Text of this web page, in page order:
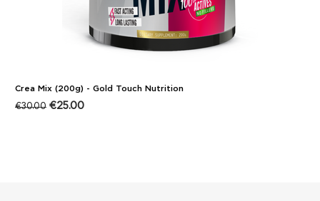
Crea Mix (200g) - Gold Touch Nutrition
€30.00 €25.00